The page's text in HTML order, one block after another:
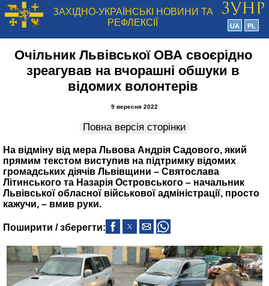
ЗАХІДНО-УКРАЇНСЬКІ НОВИНИ ТА
РЕФЛЕКСІЇ
UA PL
Очільник Львівської ОВА своєрідно
зреагував на вчорашні обшуки в
відомих волонтерів
9 вересня 2022
Повна версія сторінки
На відміну від мера Львова Андрія Садового, який
прямим текстом виступив на підтримку відомих
громадських діячів Львівщини – Святослава
Літинського та Назарія Островського – начальник
Львівської обласної військової адміністрації, просто
кажучи, – вмив руки.
Поширити / зберегти: